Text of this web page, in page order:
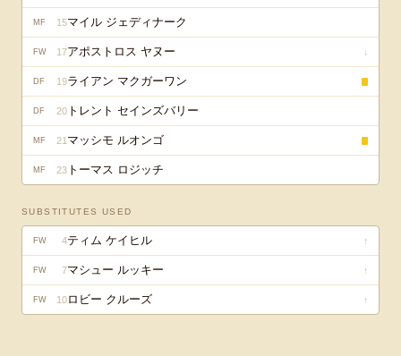
MF 15マイル ジェディナーク
FW 17アポストロス ヤヌー ↓
DF 19ライアン マクガーワン
DF 20 トレント セインズバリー
MF 21 マッシモ ルオンゴ
MF 23 トーマス ロジッチ
SUBSTITUTES USED
FW 4ティム ケイヒル ↑
FW 7マシュー ルッキー ↑
FW 10ロビー クルーズ ↑